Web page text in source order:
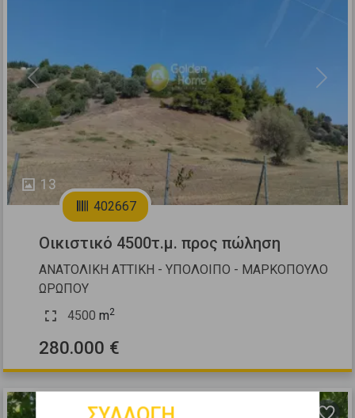
13
Previous Next
402667
Οικιστικό 4500τ.μ. προς πώληση
ΑΝΑΤΟΛΙΚΗ ΑΤΤΙΚΗ - ΥΠΟΛΟΙΠΟ - ΜΑΡΚΟΠΟΥΛΟ
ΩΡΩΠΟΥ
4500 m2
280.000 €